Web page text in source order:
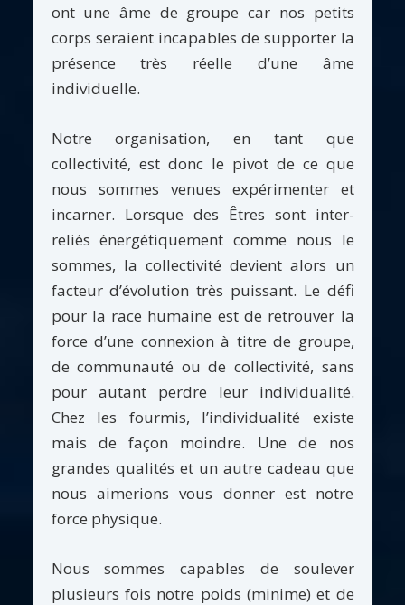
ont une âme de groupe car nos petits
corps seraient incapables de supporter la
présence très réelle d’une âme
individuelle.
Notre organisation, en tant que
collectivité, est donc le pivot de ce que
nous sommes venues expérimenter et
incarner. Lorsque des Êtres sont inter-
reliés énergétiquement comme nous le
sommes, la collectivité devient alors un
facteur d’évolution très puissant. Le défi
pour la race humaine est de retrouver la
force d’une connexion à titre de groupe,
de communauté ou de collectivité, sans
pour autant perdre leur individualité.
Chez les fourmis, l’individualité existe
mais de façon moindre. Une de nos
grandes qualités et un autre cadeau que
nous aimerions vous donner est notre
force physique.
Nous sommes capables de soulever
plusieurs fois notre poids (minime) et de